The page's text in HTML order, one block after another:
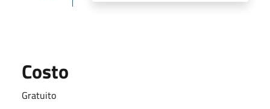
Costo
Gratuito